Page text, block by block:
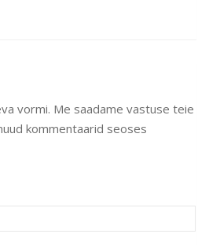
vormi. Me saadame vastuse teie
kommentaarid seoses